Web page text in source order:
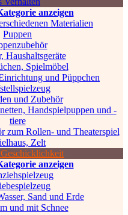
anzeigen
Materialien
Puppen
Haushaltsgeräte
Spielmöbel
und Püppchen
und Zubehör
Handspielpuppen und -
tiere
zum Rollen- und Theaterspiel
Zelt
anzeigen
Sand und Erde
und mit Schnee